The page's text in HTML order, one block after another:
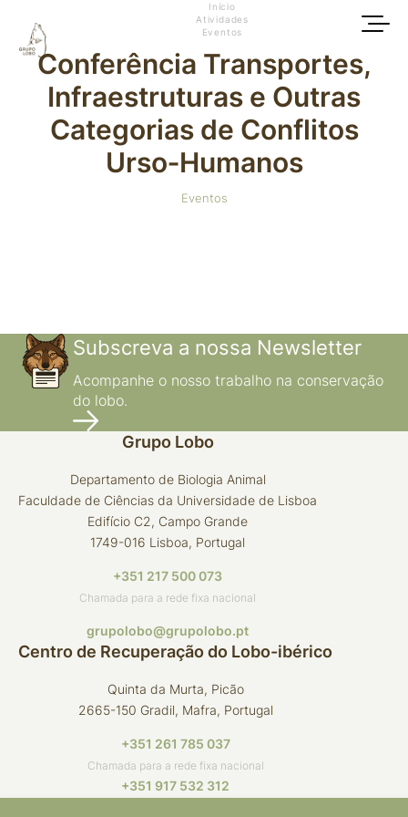
Início
Atividades
Eventos
Conferência Transportes,
Infraestruturas e Outras
Categorias de Conflitos
Urso‑Humanos
Eventos
Subscreva a nossa Newsletter
Acompanhe o nosso trabalho na conservação
do lobo.
Grupo Lobo
Departamento de Biologia Animal
Faculdade de Ciências da Universidade de Lisboa
Edifício C2, Campo Grande
1749-016 Lisboa, Portugal
+351 217 500 073
Chamada para a rede fixa nacional
grupolobo@grupolobo.pt
Centro de Recuperação do Lobo-ibérico
Quinta da Murta, Picão
2665-150 Gradil, Mafra, Portugal
+351 261 785 037
Chamada para a rede fixa nacional
+351 917 532 312